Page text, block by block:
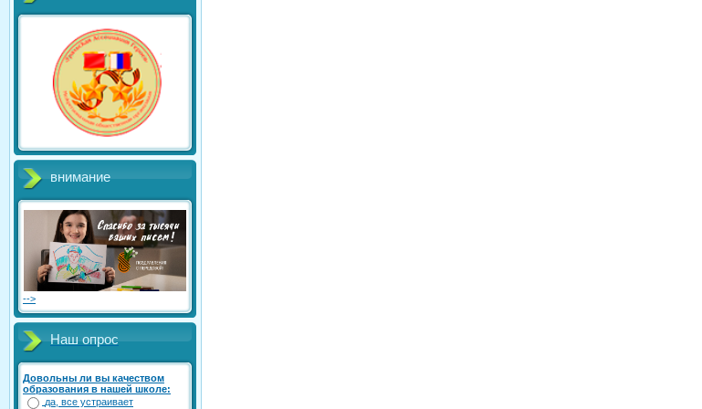
внимание
-->
Наш опрос
Довольны ли вы качеством
образования в нашей школе:
да, все устраивает